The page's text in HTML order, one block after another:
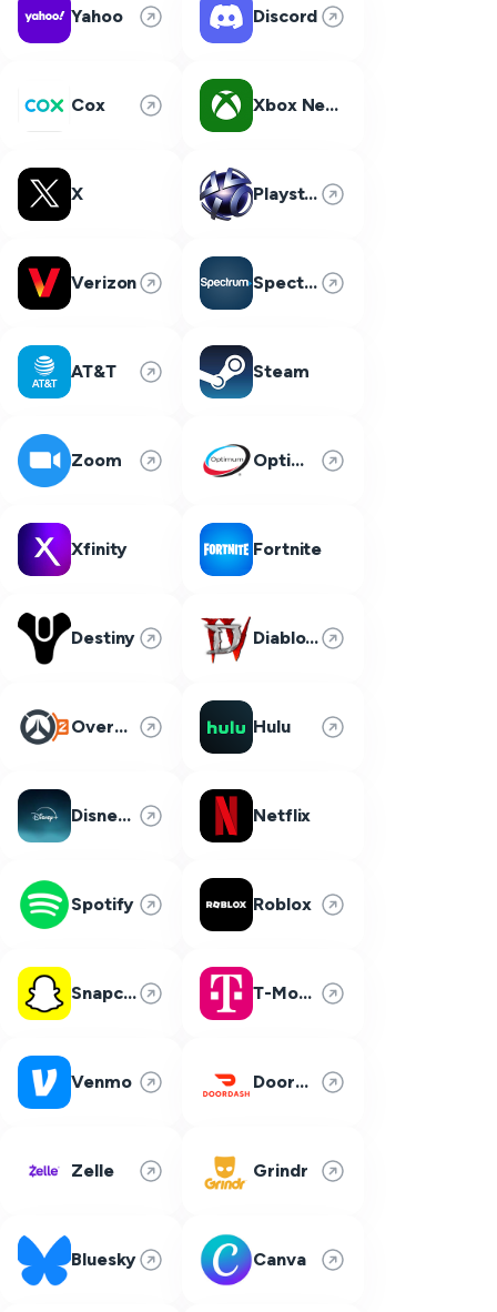
Yahoo Discord
Cox Xbox Network
X Playstation Network
Verizon Spectrum
AT&T Steam
Zoom Optimum
Xfinity Fortnite
Destiny Diablo 4
Overwatch 2 Hulu
Disney Plus Netflix
Spotify Roblox
Snapchat T-Mobile
Venmo DoorDash
Zelle Grindr
Bluesky Canva